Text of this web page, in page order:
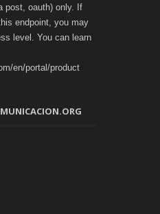
post, oauth) only. If
endpoint, you may
level. You can learn
en/portal/product